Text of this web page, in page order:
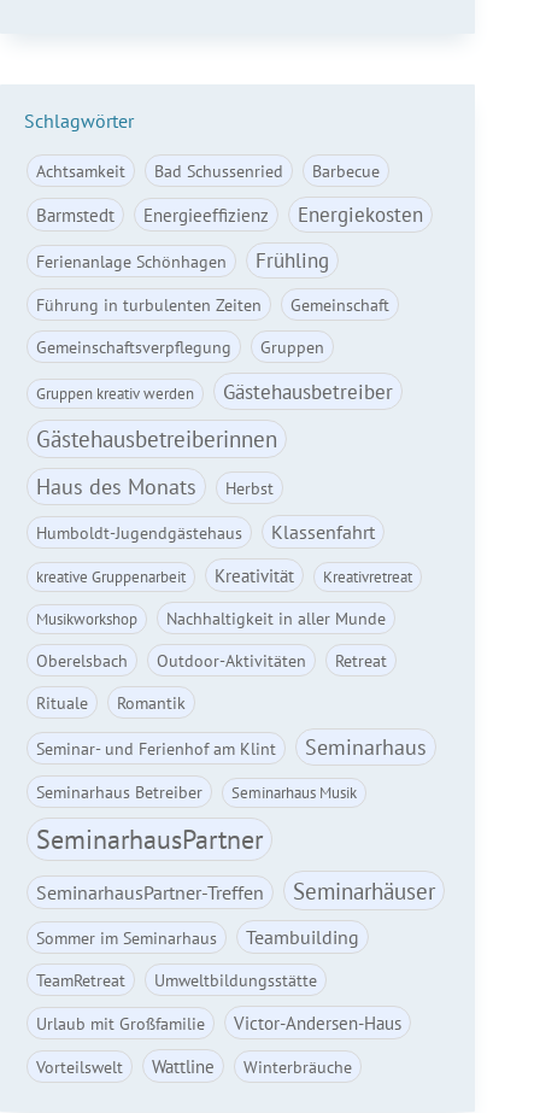
Schlagwörter
Achtsamkeit Bad Schussenried Barbecue
Barmstedt Energieeffizienz Energiekosten
Ferienanlage Schönhagen Frühling
Führung in turbulenten Zeiten
Gemeinschaft
Gemeinschaftsverpflegung
Gruppen
Gruppen kreativ werden Gästehausbetreiber
Gästehausbetreiberinnen
Haus des Monats
Herbst
Humboldt-Jugendgästehaus
Klassenfahrt
kreative Gruppenarbeit Kreativität Kreativretreat
Musikworkshop
Nachhaltigkeit in aller Munde
Oberelsbach
Outdoor-Aktivitäten
Retreat
Rituale
Romantik
Seminar- und Ferienhof am Klint
Seminarhaus
Seminarhaus Betreiber Seminarhaus Musik
SeminarhausPartner
SeminarhausPartner-Treffen Seminarhäuser
Sommer im Seminarhaus Teambuilding
TeamRetreat
Umweltbildungsstätte
Urlaub mit Großfamilie
Victor-Andersen-Haus
Vorteilswelt Wattline Winterbräuche